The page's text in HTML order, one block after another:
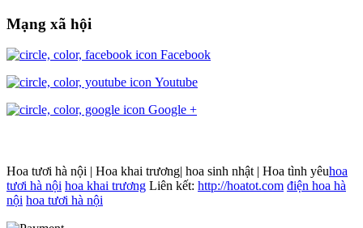
Mạng xã hội
Facebook
Youtube
Google +
Hoa tươi hà nội | Hoa khai trương| hoa sinh nhật | Hoa tình yêuhoa
tươi hà nội hoa khai trương Liên kết: http://hoatot.com điện hoa hà
nội hoa tươi hà nội